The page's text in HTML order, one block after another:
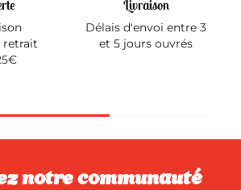
retrait
Livraison
Délais d'envoi entre 3
et 5 jours ouvrés
notre communauté